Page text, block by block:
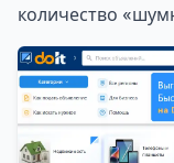
количество